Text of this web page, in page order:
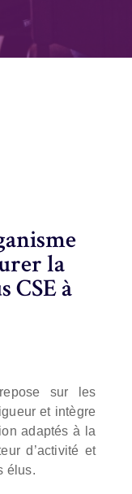
la
CSE à
sur les
et intègre
adaptés à la
d’activité et
élus.